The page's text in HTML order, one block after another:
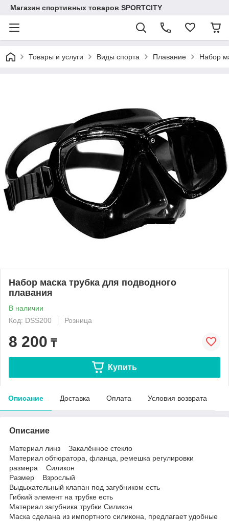
Магазин спортивных товаров SPORTCITY
Товары и услуги Виды спорта Плавание Набор
Набор маска трубка для подводного
плавания
В наличии
Код: DSS200
Розница
8 200 ₸
Купить
Описание Доставка Оплата Условия возврата
Описание
Материал линз Закалённое стекло
Материал обтюратора, фланца, ремешка регулировки
размера Силикон
Размер Взрослый
Выдыхательный клапан под загубником есть
Гибкий элемент на трубке есть
Материал загубника трубки Силикон
Маска сделана из импортного силикона, предлагает удобные